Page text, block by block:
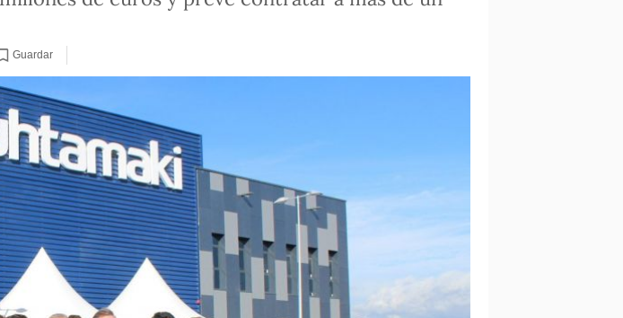
Guardar